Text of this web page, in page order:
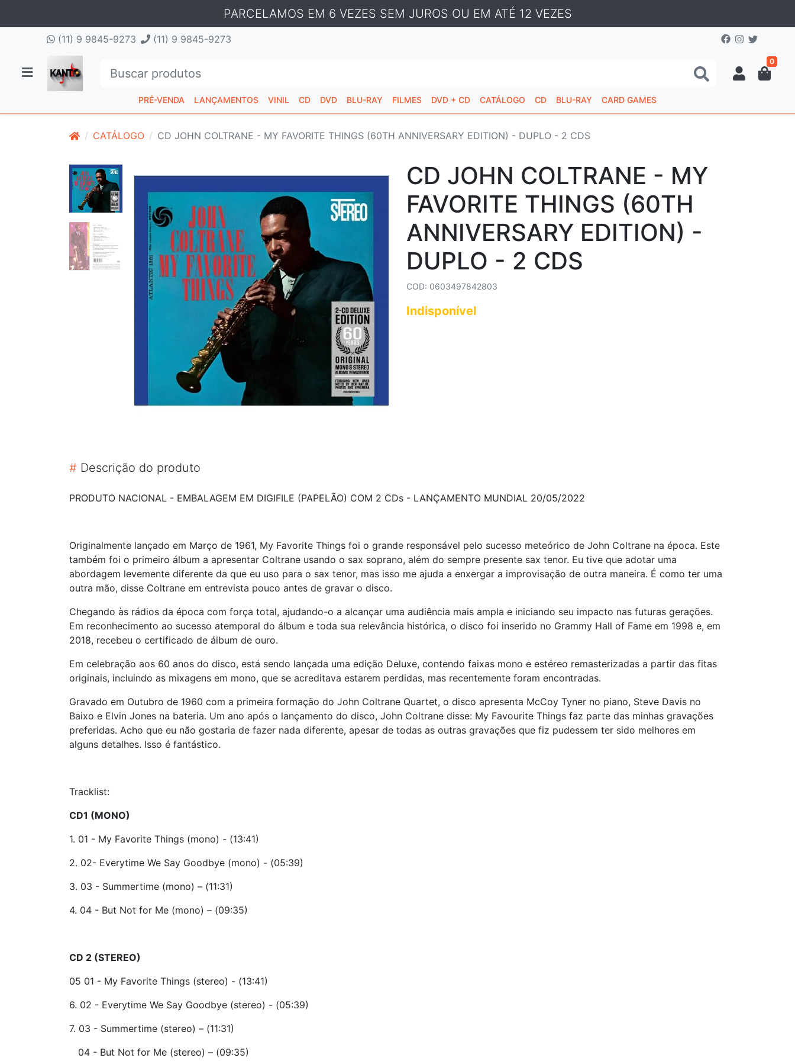
PARCELAMOS EM 6 VEZES SEM JUROS OU EM ATÉ 12 VEZES
(11) 9 9845-9273 (11) 9 9845-9273
0
PRÉ-VENDA LANÇAMENTOS VINIL CD DVD BLU-RAY FILMES DVD + CD CATÁLOGO CD BLU-RAY CARD GAMES
CATÁLOGO CD JOHN COLTRANE - MY FAVORITE THINGS (60TH ANNIVERSARY EDITION) - DUPLO - 2 CDS
CD JOHN COLTRANE - MY
FAVORITE THINGS (60TH
ANNIVERSARY EDITION) -
DUPLO - 2 CDS
COD: 0603497842803
Indisponível
# Descrição do produto
PRODUTO NACIONAL - EMBALAGEM EM DIGIFILE (PAPELÃO) COM 2 CDs - LANÇAMENTO MUNDIAL 20/05/2022
Originalmente lançado em Março de 1961, My Favorite Things foi o grande responsável pelo sucesso meteórico de John Coltrane na época. Este
também foi o primeiro álbum a apresentar Coltrane usando o sax soprano, além do sempre presente sax tenor. Eu tive que adotar uma
abordagem levemente diferente da que eu uso para o sax tenor, mas isso me ajuda a enxergar a improvisação de outra maneira. É como ter uma
outra mão, disse Coltrane em entrevista pouco antes de gravar o disco.
Chegando às rádios da época com força total, ajudando-o a alcançar uma audiência mais ampla e iniciando seu impacto nas futuras gerações.
Em reconhecimento ao sucesso atemporal do álbum e toda sua relevância histórica, o disco foi inserido no Grammy Hall of Fame em 1998 e, em
2018, recebeu o certificado de álbum de ouro.
Em celebração aos 60 anos do disco, está sendo lançada uma edição Deluxe, contendo faixas mono e estéreo remasterizadas a partir das fitas
originais, incluindo as mixagens em mono, que se acreditava estarem perdidas, mas recentemente foram encontradas.
Gravado em Outubro de 1960 com a primeira formação do John Coltrane Quartet, o disco apresenta McCoy Tyner no piano, Steve Davis no
Baixo e Elvin Jones na bateria. Um ano após o lançamento do disco, John Coltrane disse: My Favourite Things faz parte das minhas gravações
preferidas. Acho que eu não gostaria de fazer nada diferente, apesar de todas as outras gravações que fiz pudessem ter sido melhores em
alguns detalhes. Isso é fantástico.
Tracklist:
CD1 (MONO)
1. 01 - My Favorite Things (mono) - (13:41)
2. 02- Everytime We Say Goodbye (mono) - (05:39)
3. 03 - Summertime (mono) – (11:31)
4. 04 - But Not for Me (mono) – (09:35)
CD 2 (STEREO)
05 01 - My Favorite Things (stereo) - (13:41)
6. 02 - Everytime We Say Goodbye (stereo) - (05:39)
7. 03 - Summertime (stereo) – (11:31)
04 - But Not for Me (stereo) – (09:35)